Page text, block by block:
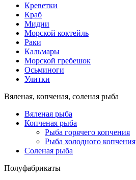
Креветки
Краб
Мидии
Морской коктейль
Раки
Кальмары
Морской гребешок
Осьминоги
Улитки
Вяленая, копченая, соленая рыба
Вяленая рыба
Копченая рыба
Рыба горячего копчения
Рыба холодного копчения
Соленая рыба
Полуфабрикаты